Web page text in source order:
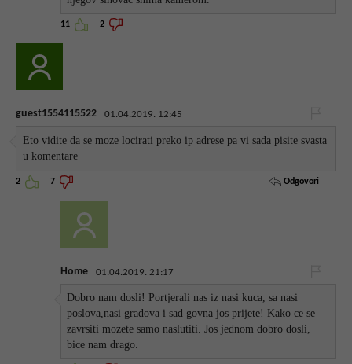
11 2
guest1554115522 01.04.2019. 12:45
Eto vidite da se moze locirati preko ip adrese pa vi sada pisite svasta
u komentare
2 7 Odgovori
Home 01.04.2019. 21:17
Dobro nam dosli! Portjerali nas iz nasi kuca, sa nasi
poslova,nasi gradova i sad govna jos prijete! Kako ce se
zavrsiti mozete samo naslutiti. Jos jednom dobro dosli,
bice nam drago.